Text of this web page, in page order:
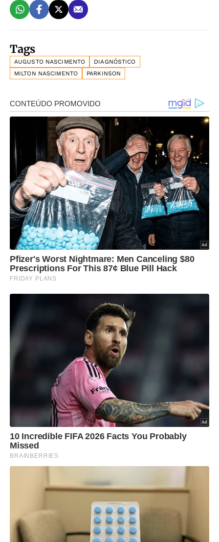
Tags
AUGUSTO NASCIMENTO
DIAGNÓSTICO
MILTON NASCIMENTO
PARKINSON